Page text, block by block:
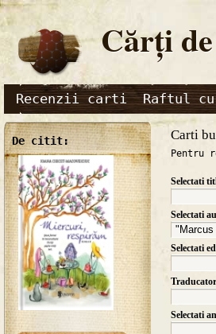
Cărţi
Recenzii carti Raftul
De citit: Carti
Pentru
Selectati
Selectati
Selectati
Traducator
Selectati